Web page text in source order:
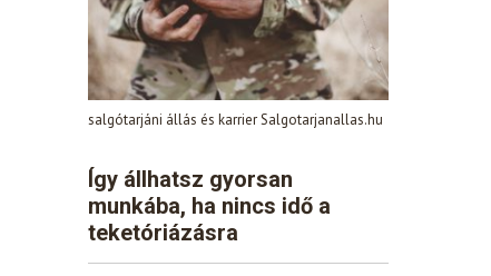
salgótarjáni állás és karrier Salgotarjanallas.hu
Így állhatsz gyorsan
munkába, ha nincs idő a
teketóriázásra